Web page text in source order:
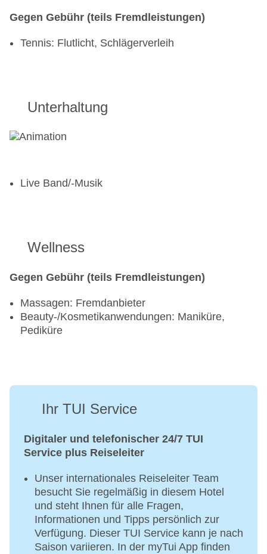
Gegen Gebühr (teils Fremdleistungen)
Tennis: Flutlicht, Schlägerverleih
Unterhaltung
Live Band/-Musik
Wellness
Gegen Gebühr (teils Fremdleistungen)
Massagen: Fremdanbieter
Beauty-/Kosmetikanwendungen: Maniküre,
Pediküre
Ihr TUI Service
Digitaler und telefonischer 24/7 TUI
Service plus Reiseleiter
Unser internationales Reiseleiter Team
besucht Sie regelmäßig in diesem Hotel
und steht Ihnen für alle Fragen,
Informationen und Tipps persönlich zur
Verfügung. Dieser TUI Service kann je nach
Saison variieren. In der myTui App finden